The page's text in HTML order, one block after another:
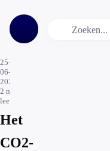
25-
06-
2021
2 min.
leestijd
Het
CO2-